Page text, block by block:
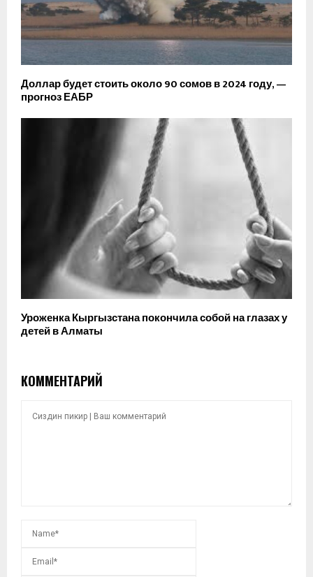
Доллар будет стоить около 90 сомов в 2024 году, —
прогноз ЕАБР
Уроженка Кыргызстана покончила собой на глазах у
детей в Алматы
КОММЕНТАРИЙ